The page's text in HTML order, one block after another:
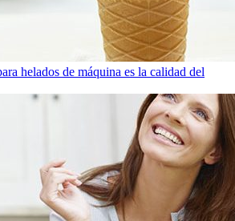
helados de máquina es la calidad del